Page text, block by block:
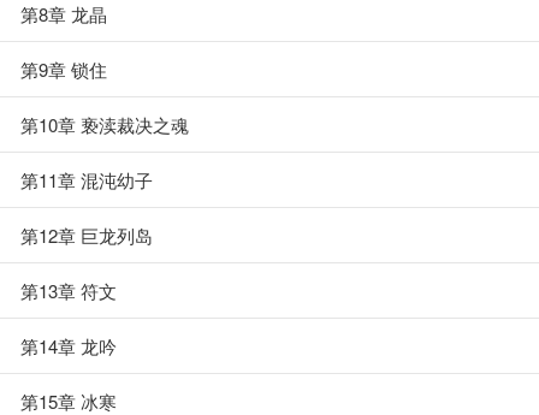
第8章 龙晶
第9章 锁住
第10章 亵渎裁决之魂
第11章 混沌幼子
第12章 巨龙列岛
第13章 符文
第14章 龙吟
第15章 冰寒